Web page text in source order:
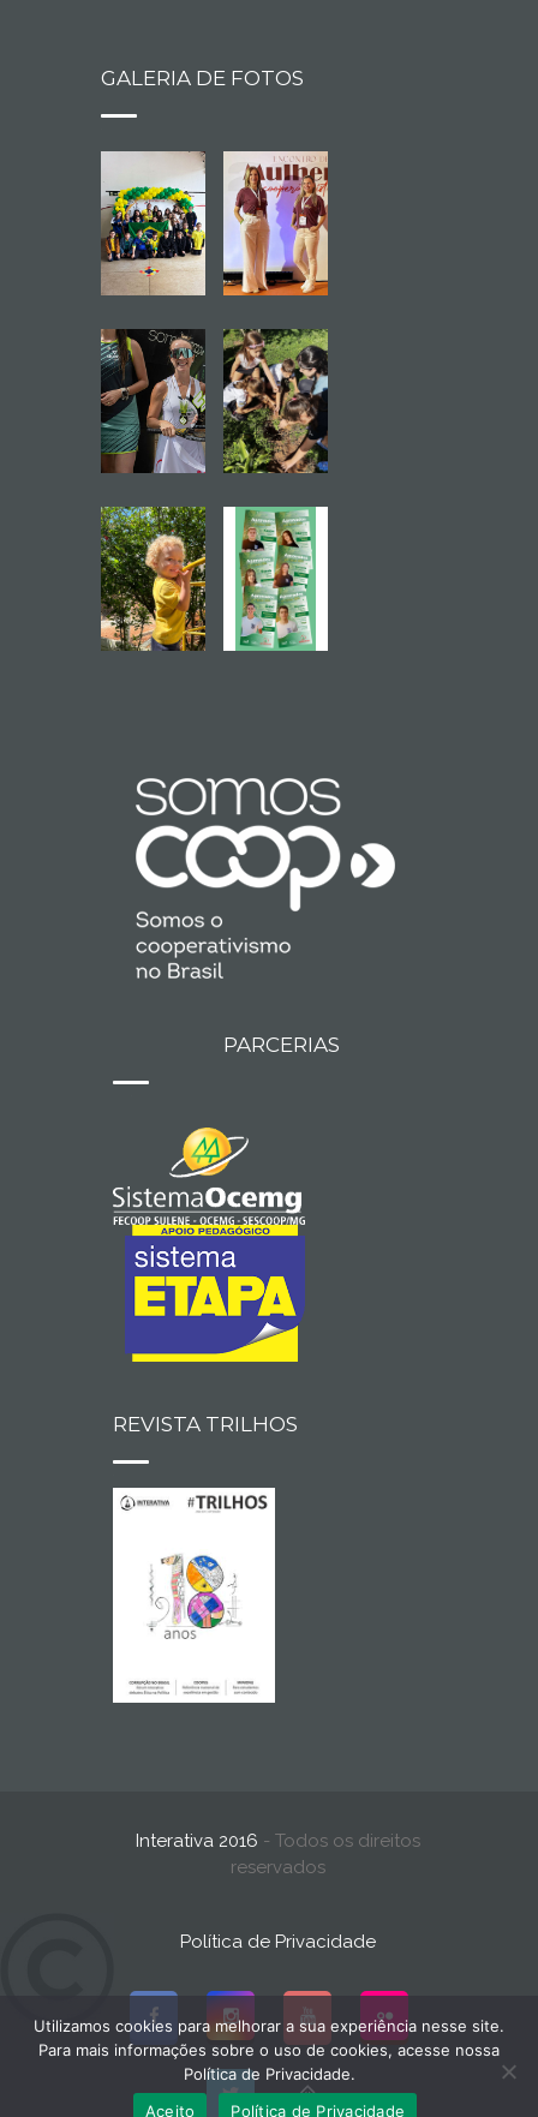
GALERIA DE FOTOS
PARCERIAS
REVISTA TRILHOS
Interativa 2016 - Todos os direitos
reservados
Política de Privacidade
Utilizamos cookies para melhorar a sua experiência nesse site.
Para mais informações sobre o uso de cookies, acesse nossa
Política de Privacidade.
Aceito
Política de Privacidade